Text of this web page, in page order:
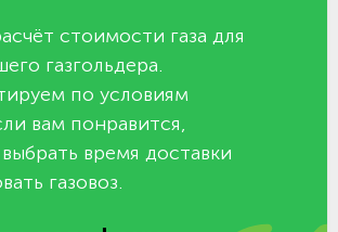
стоимости газа для
газгольдера.
по условиям
вам понравится,
время доставки
газовоз.